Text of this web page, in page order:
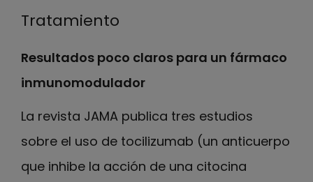
Tratamiento
Resultados poco claros para un fármaco
inmunomodulador
La revista JAMA publica tres estudios
sobre el uso de tocilizumab (un anticuerpo
que inhibe la acción de una citocina